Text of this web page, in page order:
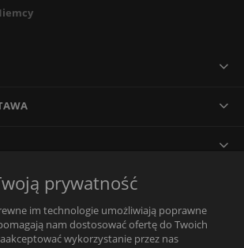
prywatność
im technologie umożliwiają poprawne
nam dostosować ofertę do Twoich
wykorzystanie przez nas